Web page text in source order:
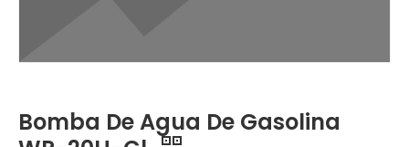
Bomba De Agua De Gasolina